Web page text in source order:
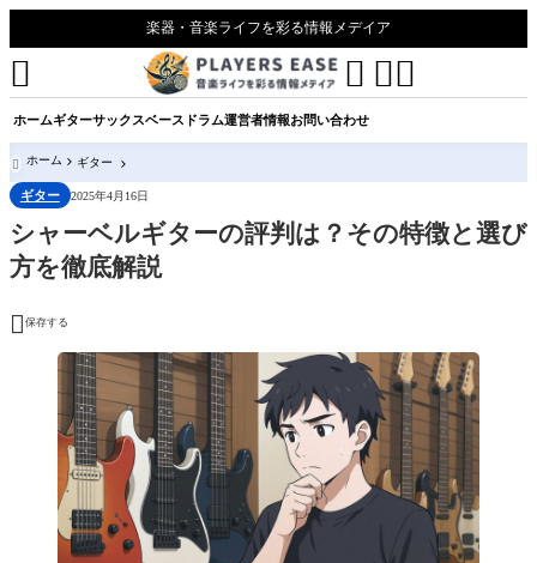
楽器・音楽ライフを彩る情報メデイア
ホームギターサックスベース ドラム運営者情報お問い合わせ
 

 ホーム ギター
ギター 2025年4月16日
シャーベルギターの評判は？その特徴と選び
方を徹底解説
 保存する